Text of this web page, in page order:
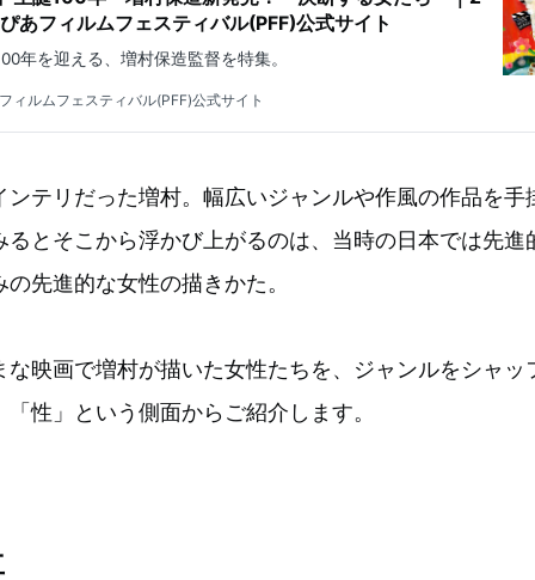
あフィルムフェスティバル(PFF)公式サイト
年を迎える、増村保造監督を特集。
ィルムフェスティバル(PFF)公式サイト
ンテリだった増村。幅広いジャンルや作風の作品を手
るとそこから浮かび上がるのは、当時の日本では先進
先進的な女性の描きかた。
な映画で増村が描いた女性たちを、ジャンルをシャッ
性」という側面からご紹介します。